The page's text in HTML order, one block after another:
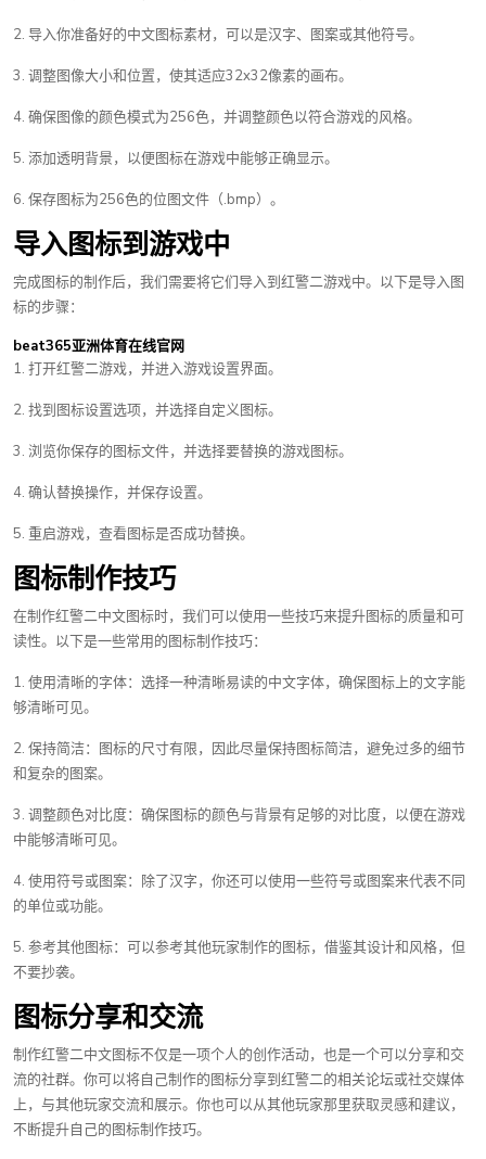
2. 导入你准备好的中文图标素材，可以是汉字、图案或其他符号。
3. 调整图像大小和位置，使其适应32x32像素的画布。
4. 确保图像的颜色模式为256色，并调整颜色以符合游戏的风格。
5. 添加透明背景，以便图标在游戏中能够正确显示。
6. 保存图标为256色的位图文件（.bmp）。
导入图标到游戏中
完成图标的制作后，我们需要将它们导入到红警二游戏中。以下是导入图
标的步骤：
beat365亚洲体育在线官网
1. 打开红警二游戏，并进入游戏设置界面。
2. 找到图标设置选项，并选择自定义图标。
3. 浏览你保存的图标文件，并选择要替换的游戏图标。
4. 确认替换操作，并保存设置。
5. 重启游戏，查看图标是否成功替换。
图标制作技巧
在制作红警二中文图标时，我们可以使用一些技巧来提升图标的质量和可
读性。以下是一些常用的图标制作技巧：
1. 使用清晰的字体：选择一种清晰易读的中文字体，确保图标上的文字能
够清晰可见。
2. 保持简洁：图标的尺寸有限，因此尽量保持图标简洁，避免过多的细节
和复杂的图案。
3. 调整颜色对比度：确保图标的颜色与背景有足够的对比度，以便在游戏
中能够清晰可见。
4. 使用符号或图案：除了汉字，你还可以使用一些符号或图案来代表不同
的单位或功能。
5. 参考其他图标：可以参考其他玩家制作的图标，借鉴其设计和风格，但
不要抄袭。
图标分享和交流
制作红警二中文图标不仅是一项个人的创作活动，也是一个可以分享和交
流的社群。你可以将自己制作的图标分享到红警二的相关论坛或社交媒体
上，与其他玩家交流和展示。你也可以从其他玩家那里获取灵感和建议，
不断提升自己的图标制作技巧。